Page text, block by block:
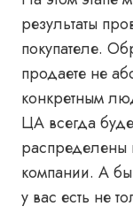
результаты
покупателе.
продаете не
конкретным
ЦА всегда
распределены
компании. А
у вас есть не